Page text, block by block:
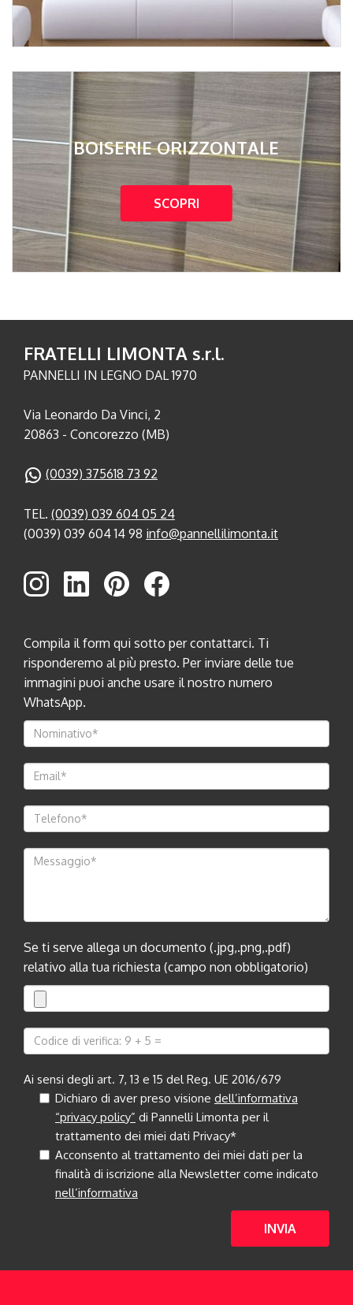
BOISERIE ORIZZONTALE
SCOPRI
FRATELLI LIMONTA s.r.l.
PANNELLI IN LEGNO DAL 1970
Via Leonardo Da Vinci, 2
20863 - Concorezzo (MB)
(0039) 375618 73 92
TEL. (0039) 039 604 05 24
(0039) 039 604 14 98 info@pannellilimonta.it
Compila il form qui sotto per contattarci. Ti
risponderemo al più presto. Per inviare delle tue
immagini puoi anche usare il nostro numero
WhatsApp.
Se ti serve allega un documento (.jpg,.png,.pdf)
relativo alla tua richiesta (campo non obbligatorio)
Ai sensi degli art. 7, 13 e 15 del Reg. UE 2016/679
Dichiaro di aver preso visione dell’informativa
“privacy policy” di Pannelli Limonta per il
trattamento dei miei dati Privacy*
Acconsento al trattamento dei miei dati per la
finalità di iscrizione alla Newsletter come indicato
nell’informativa
INVIA